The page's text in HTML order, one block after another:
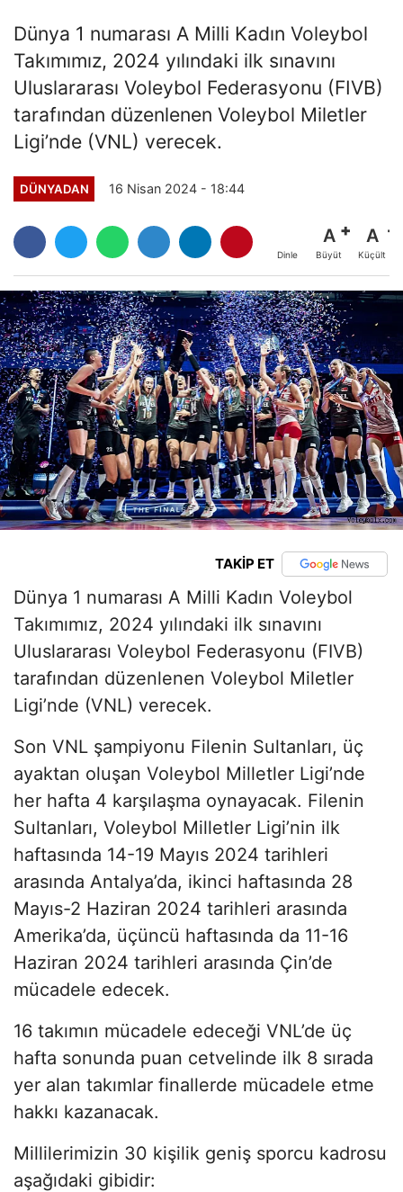
Dünya 1 numarası A Milli Kadın Voleybol
Takımımız, 2024 yılındaki ilk sınavını
Uluslararası Voleybol Federasyonu (FIVB)
tarafından düzenlenen Voleybol Miletler
Ligi’nde (VNL) verecek.
DÜNYADAN 16 Nisan 2024 - 18:44
Dinle
A
Büyüt
A
Küçült
TAKİP ET
Dünya 1 numarası A Milli Kadın Voleybol
Takımımız, 2024 yılındaki ilk sınavını
Uluslararası Voleybol Federasyonu (FIVB)
tarafından düzenlenen Voleybol Miletler
Ligi’nde (VNL) verecek.
Son VNL şampiyonu Filenin Sultanları, üç
ayaktan oluşan Voleybol Milletler Ligi’nde
her hafta 4 karşılaşma oynayacak. Filenin
Sultanları, Voleybol Milletler Ligi’nin ilk
haftasında 14-19 Mayıs 2024 tarihleri
arasında Antalya’da, ikinci haftasında 28
Mayıs-2 Haziran 2024 tarihleri arasında
Amerika’da, üçüncü haftasında da 11-16
Haziran 2024 tarihleri arasında Çin’de
mücadele edecek.
16 takımın mücadele edeceği VNL’de üç
hafta sonunda puan cetvelinde ilk 8 sırada
yer alan takımlar finallerde mücadele etme
hakkı kazanacak.
Millilerimizin 30 kişilik geniş sporcu kadrosu
aşağıdaki gibidir: